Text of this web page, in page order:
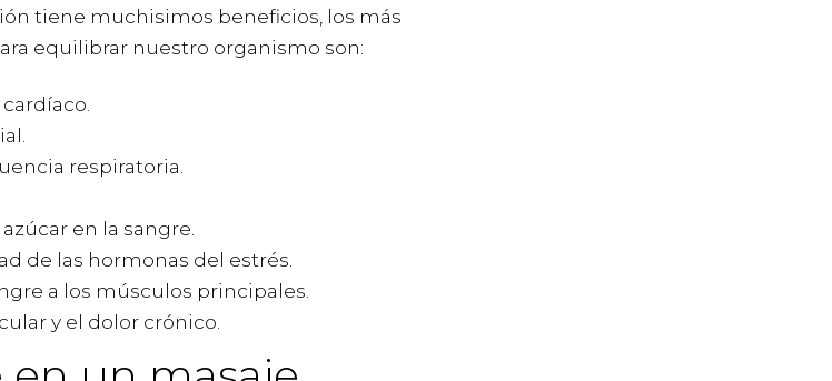
tiene muchisimos beneficios, los más
equilibrar nuestro organismo son:
respiratoria.
en la sangre.
de las hormonas del estrés.
a los músculos principales.
y el dolor crónico.